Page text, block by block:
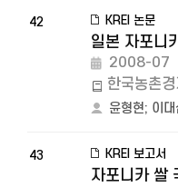
42 KREI 논문
일본 자포니
2008-07
한국농촌
윤형현; 이대
43 KREI 보고서
자포니카 쌀